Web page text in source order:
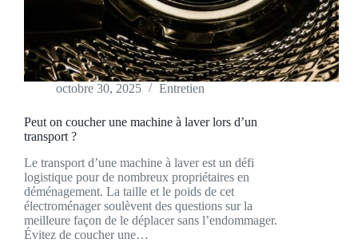
octobre 30, 2025 Entretien
Peut on coucher une machine à laver lors d’un
transport ?
Le transport d’une machine à laver est un défi
logistique pour de nombreux propriétaires en
déménagement. La taille et le poids de cet
électroménager soulèvent des questions sur la
meilleure façon de le déplacer sans l’endommager.
Évitez de coucher une…